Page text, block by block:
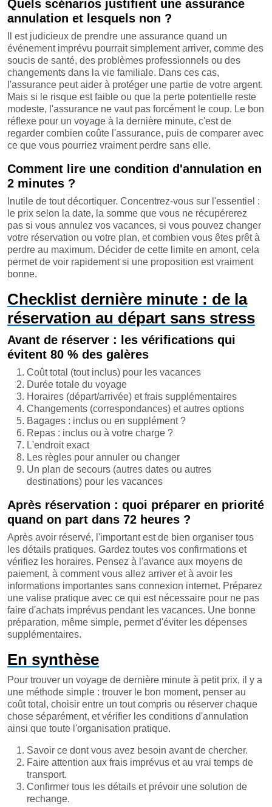
Quels scénarios justifient une assurance
annulation et lesquels non ?
Il est judicieux de prendre une assurance quand un
événement imprévu pourrait simplement arriver, comme des
soucis de santé, des problèmes professionnels ou des
changements dans la vie familiale. Dans ces cas,
l'assurance peut aider à protéger une partie de votre argent.
Mais si le risque est faible ou que la perte potentielle reste
modeste, l'assurance ne vaut pas forcément le coup. Le bon
réflexe pour un voyage à la dernière minute, c'est de
regarder combien coûte l'assurance, puis de comparer avec
ce que vous pourriez vraiment perdre sans elle.
Comment lire une condition d'annulation en
2 minutes ?
Inutile de tout décortiquer. Concentrez-vous sur l'essentiel :
le prix selon la date, la somme que vous ne récupérerez
pas si vous annulez vos vacances, si vous pouvez changer
votre réservation ou votre plan, et combien vous êtes prêt à
perdre au maximum. Décider de cette limite en amont, cela
permet de voir rapidement si une proposition est vraiment
bonne.
Checklist dernière minute : de la
réservation au départ sans stress
Avant de réserver : les vérifications qui
évitent 80 % des galères
Coût total (tout inclus) pour les vacances
Durée totale du voyage
Horaires (départ/arrivée) et frais supplémentaires
Changements (correspondances) et autres options
Bagages : inclus ou en supplément ?
Repas : inclus ou à votre charge ?
L'endroit exact
Les règles pour annuler ou changer
Un plan de secours (autres dates ou autres
destinations) pour les vacances
Après réservation : quoi préparer en priorité
quand on part dans 72 heures ?
Après avoir réservé, l'important est de bien organiser tous
les détails pratiques. Gardez toutes vos confirmations et
vérifiez les horaires. Pensez à l'avance aux moyens de
paiement, à comment vous allez arriver et à avoir les
informations importantes sans connexion internet. Préparez
une valise pratique avec ce qui est nécessaire pour ne pas
faire d'achats imprévus pendant les vacances. Une bonne
préparation, même simple, permet d'éviter les dépenses
supplémentaires.
En synthèse
Pour trouver un voyage de dernière minute à petit prix, il y a
une méthode simple : trouver le bon moment, penser au
coût total, choisir entre un tout compris ou réserver chaque
chose séparément, et vérifier les conditions d'annulation
ainsi que toute l'organisation pratique.
Savoir ce dont vous avez besoin avant de chercher.
Faire attention aux frais imprévus et au vrai temps de
transport.
Confirmer tous les détails et prévoir une solution de
rechange.